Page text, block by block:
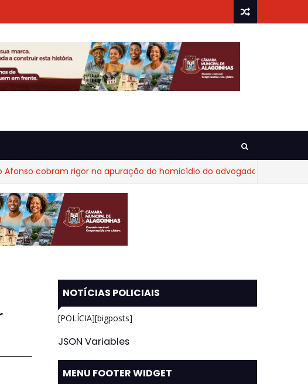
cobram rigor na apuração do homicídio do advogado Diego Fraga de
NOTÍCIAS POLICIAIS
[POLÍCIA][bigposts]
JSON Variables
MENU FOOTER WIDGET